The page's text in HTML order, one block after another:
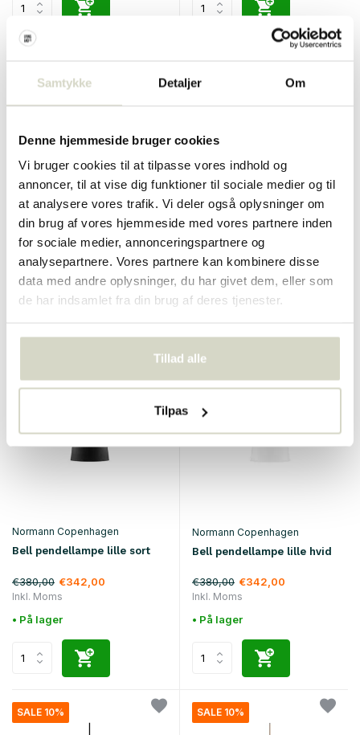
Samtykke Detaljer Om
Denne hjemmeside bruger cookies
Vi bruger cookies til at tilpasse vores indhold og
annoncer, til at vise dig funktioner til sociale medier og til
at analysere vores trafik. Vi deler også oplysninger om
din brug af vores hjemmeside med vores partnere inden
for sociale medier, annonceringspartnere og
analysepartnere. Vores partnere kan kombinere disse
data med andre oplysninger, du har givet dem, eller som
de har indsamlet fra din brug af deres tjenester.
Tillad alle
Tilpas
Normann Copenhagen
Bell pendellampe lille grå
€380,00 €342,00
Inkl. Moms
• På lager
Normann Copenhagen
Bell pendellampe lille sand
€380,00 €342,00
• På lager
SALE 10%
Normann Copenhagen
Bell pendellampe lille sort
€380,00 €342,00
Inkl. Moms
• På lager
SALE 10%
Normann Copenhagen
Bell pendellampe lille hvid
€380,00 €342,00
Inkl. Moms
• På lager
SALE 10% SALE 10%